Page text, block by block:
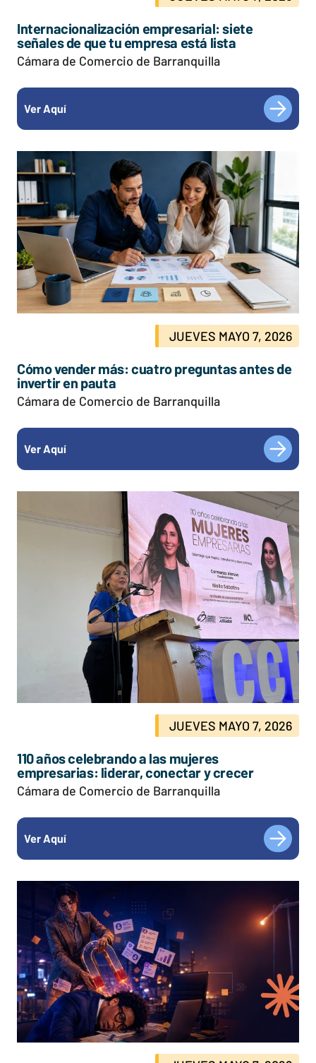
Internacionalización empresarial: siete
señales de que tu empresa está lista
Cámara de Comercio de Barranquilla
Ver Aquí
JUEVES MAYO 7, 2026
Cómo vender más: cuatro preguntas antes de
invertir en pauta
Cámara de Comercio de Barranquilla
Ver Aquí
JUEVES MAYO 7, 2026
110 años celebrando a las mujeres
empresarias: liderar, conectar y crecer
Cámara de Comercio de Barranquilla
Ver Aquí